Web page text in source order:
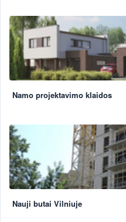
Namo projektavimo klaidos
Nauji butai Vilniuje